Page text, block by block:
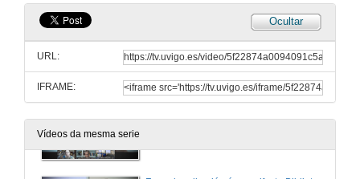
Ocultar
URL:
IFRAME:
Vídeos da mesma serie
20 de xul. de 2020